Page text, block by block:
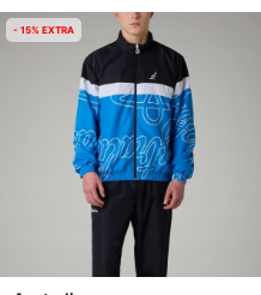
- 15% EXTRA